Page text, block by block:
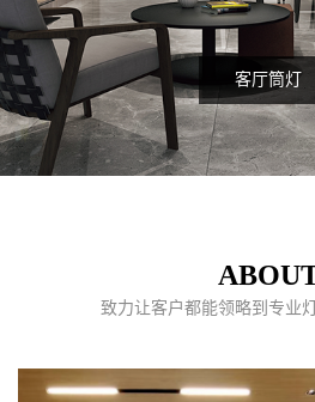
客厅筒灯
致力让客户都能领略到专业